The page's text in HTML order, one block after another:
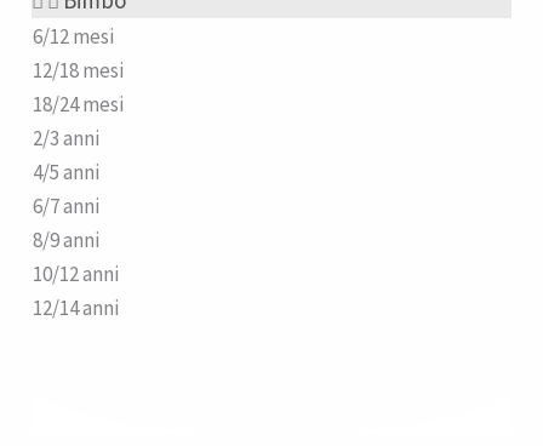
6/12 mesi
12/18 mesi
18/24 mesi
2/3 anni
4/5 anni
6/7 anni
8/9 anni
10/12 anni
12/14 anni